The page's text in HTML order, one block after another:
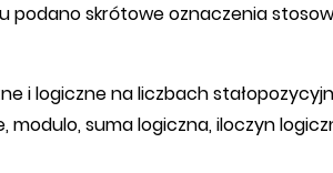
podano skrótowe oznaczenia
i logiczne na liczbach
modulo, suma logiczna, iloczyn